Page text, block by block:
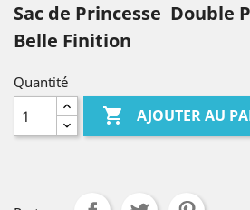
Sac de Princesse Double
Belle Finition
Quantité
 AJOUTER AU